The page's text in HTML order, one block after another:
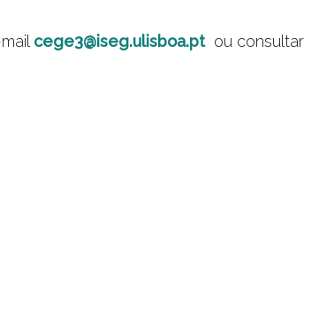
cege3@iseg.ulisboa.ptou consultar